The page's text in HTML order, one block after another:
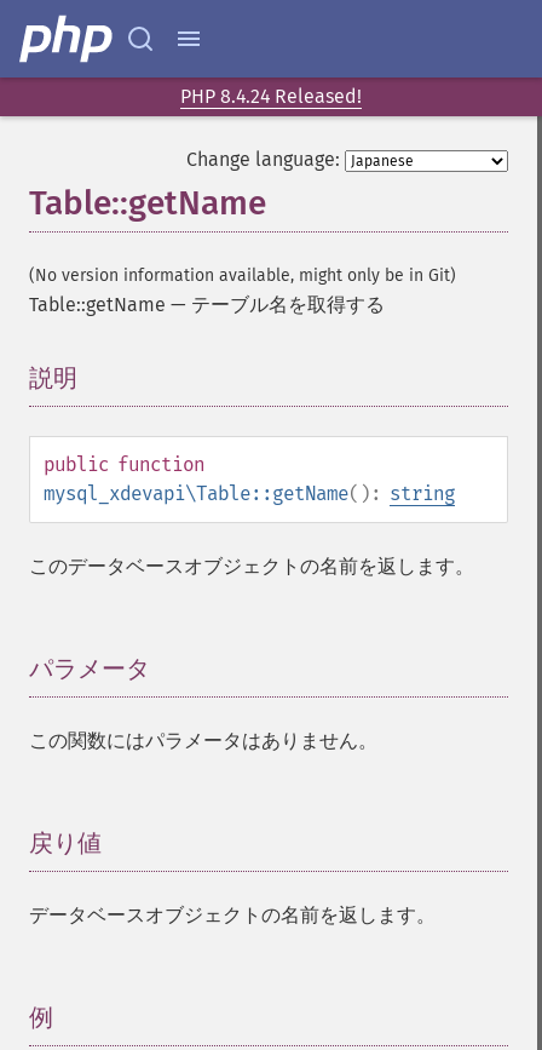
PHP 8.4.24 Released!
Change language:
Table::getName
(No version information available, might only be in Git)
Table::getName — テーブル名を取得する
説明
public function
mysql_xdevapi\Table::getName(): string
このデータベースオブジェクトの名前を返します。
パラメータ
この関数にはパラメータはありません。
戻り値
データベースオブジェクトの名前を返します。
例